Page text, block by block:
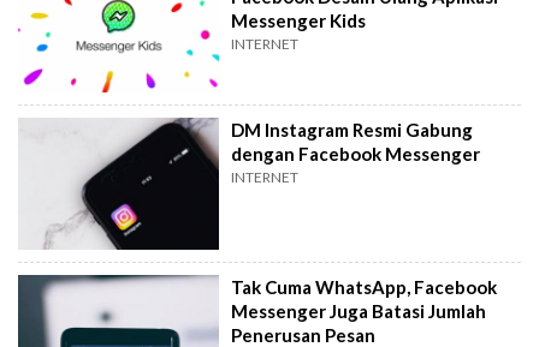
Messenger Kids
INTERNET
DM Instagram Resmi Gabung
dengan Facebook Messenger
INTERNET
Tak Cuma WhatsApp, Facebook
Messenger Juga Batasi Jumlah
Penerusan Pesan